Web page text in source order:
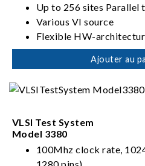
Up to 256 sites Parallel
Various VI source
Flexible HW-
VI, ADDA)
Ajouter au
VLSI Test System
Model 3380
100Mhz clock rate,